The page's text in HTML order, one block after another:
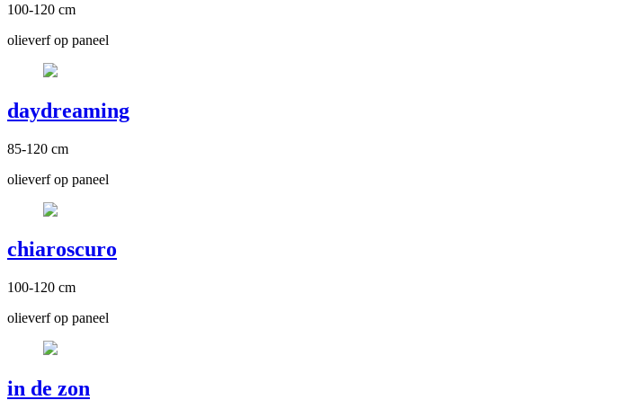
100-120 cm
olieverf op paneel
daydreaming
85-120 cm
olieverf op paneel
chiaroscuro
100-120 cm
olieverf op paneel
in de zon